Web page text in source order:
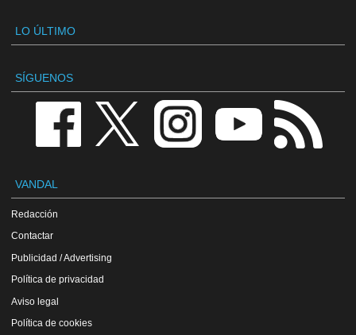
LO ÚLTIMO
SÍGUENOS
VANDAL
Redacción
Contactar
Publicidad / Advertising
Política de privacidad
Aviso legal
Política de cookies